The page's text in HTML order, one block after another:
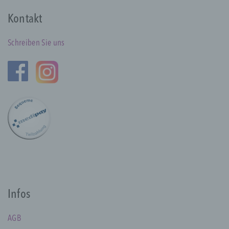
Kontakt
Schreiben Sie uns
Infos
AGB
unter anderem die folgenden Begriffe:
a) personenbezogene Daten
Personenbezogene Daten sind alle
Informationen, die sich auf eine identifizierte
Als identifizierbar wird eine natürliche
insbesondere mittels Zuordnung zu einer
Kennung wie einem Namen, zu einer